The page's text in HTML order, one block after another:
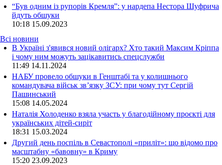
“Був одним із рупорів Кремля”: у нардепа Нестора Шуфрича
йдуть обшуки
10:18 15.09.2023
Всі новини
В Україні з'явився новий олігарх? Хто такий Максим Кріппа
і чому ним можуть зацікавитись спецслужби
11:49 14.11.2024
НАБУ провело обшуки в Генштабі та у колишнього
командувача військ зв’язку ЗСУ: при чому тут Сергій
Пашинський
15:08 14.05.2024
Наталія Холоденко взяла участь у благодійному проєкті для
українських дітей-сиріт
18:31 15.03.2024
Другий день поспіль в Севастополі «приліт»: що відомо про
масштабну «бавовну» в Криму
15:20 23.09.2023